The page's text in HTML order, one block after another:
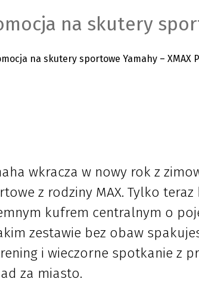
na skutery
wkracza w nowy rok z
z rodziny MAX. Tylko
kufrem centralnym o
zestawie bez obaw
i wieczorne spotkanie z
za miasto.